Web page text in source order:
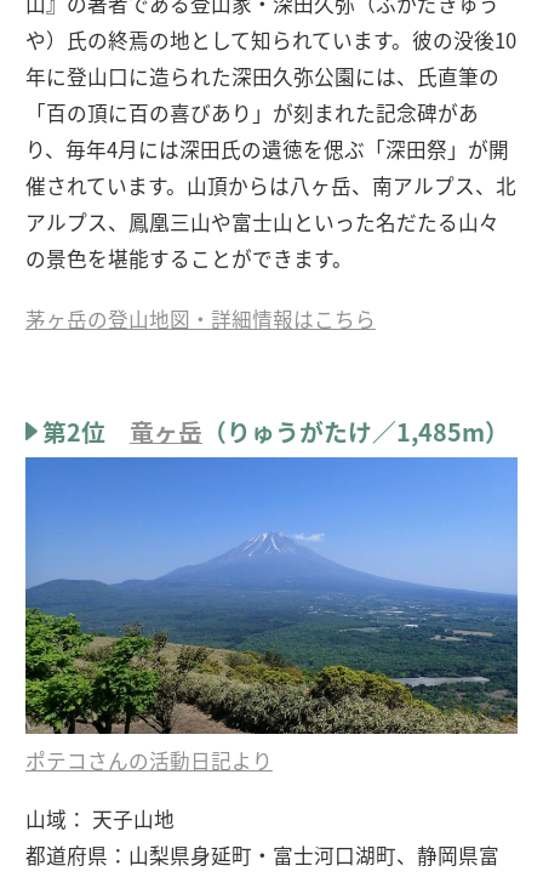
や）氏の終焉の地として知られています。彼の没後10
年に登山口に造られた深田久弥公園には、氏直筆の
「百の頂に百の喜びあり」が刻まれた記念碑があ
り、毎年4月には深田氏の遺徳を偲ぶ「深田祭」が開
催されています。山頂からは八ヶ岳、南アルプス、北
アルプス、鳳凰三山や富士山といった名だたる山々
の景色を堪能することができます。
茅ヶ岳の登山地図・詳細情報はこちら
第2位 竜ヶ岳 （りゅうがたけ／1,485m）
ポテコさんの活動日記より
山域： 天子山地
都道府県：山梨県身延町・富士河口湖町、静岡県富